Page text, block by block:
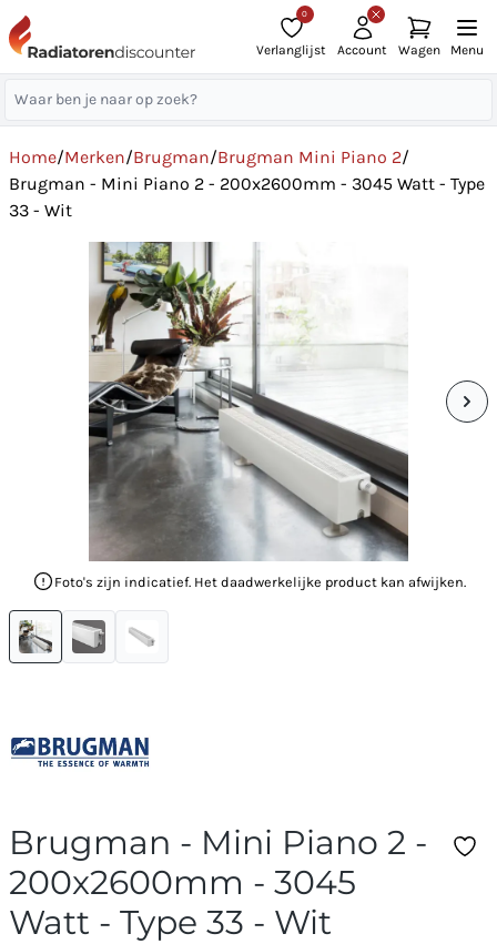
0
Verlanglijst Account Wagen Menu
Home/Merken/Brugman/Brugman Mini Piano 2/
Brugman - Mini Piano 2 - 200x2600mm - 3045 Watt - Type
33 - Wit
Foto's zijn indicatief. Het daadwerkelijke product kan afwijken.
Brugman - Mini Piano 2 -
200x2600mm - 3045
Watt - Type 33 - Wit